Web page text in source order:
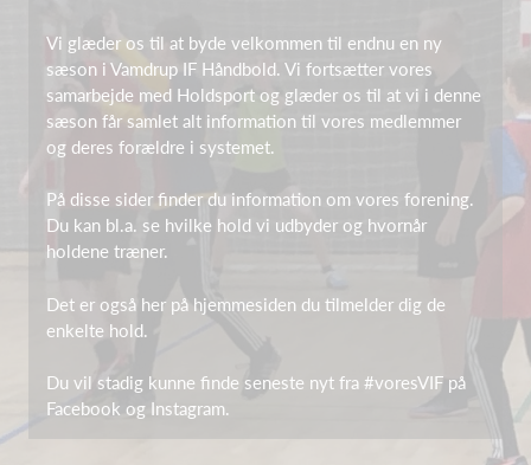
Vi glæder os til at byde velkommen til endnu en ny
sæson i Vamdrup IF Håndbold. Vi fortsætter vores
samarbejde med Holdsport og glæder os til at vi i denne
sæson får samlet alt information til vores medlemmer
og deres forældre i systemet.
På disse sider finder du information om vores forening.
Du kan bl.a. se hvilke hold vi udbyder og hvornår
holdene træner.
Det er også her på hjemmesiden du tilmelder dig de
enkelte hold.
Du vil stadig kunne finde seneste nyt fra #voresVIF på
Facebook og Instagram.